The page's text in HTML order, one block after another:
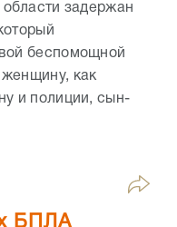
задержан
беспомощной
как
и полиции, сын-
БПЛА